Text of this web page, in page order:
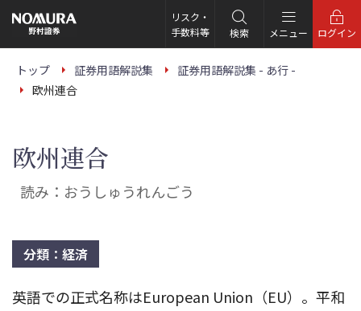
の
ー
リスク・
手数料等
検索 メニュー ログイン
トップ 証券用語解説集
証券用語解説集 - あ行 -
欧州連合
欧州連合
読み：おうしゅうれんごう
分類：経済
英語での正式名称はEuropean Union（EU）。平和